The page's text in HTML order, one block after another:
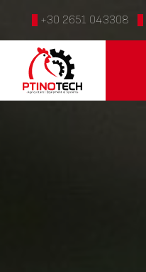
+30 2651 043308